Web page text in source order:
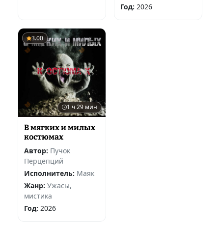
Год: 2026
3.00
1 ч 29 мин
В мягких и милых
костюмах
Автор: Пучок
Перцепций
Исполнитель: Маяк
Жанр: Ужасы,
мистика
Год: 2026